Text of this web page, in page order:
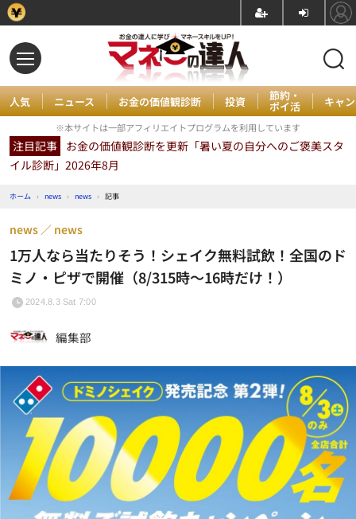
人気 ニュース お金の価値観診断 投資 節約・
ポイ活 キャ
※本サイトは一部アフィリエイトプログラムを利用しています
注目記事 お金の価値観診断を更新「暑い夏の自分へのご褒美スタ
イル診断」2026年8月
ホーム › news › news › 記事
1万人なら当たりそう！シェイク無料試飲！全国のド
ミノ・ピザで開催（8/315時～16時だけ！）
news news
2024.8.3 Sat 7:00
編集部